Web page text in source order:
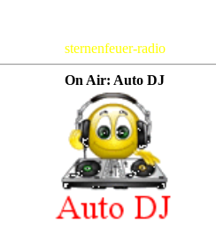
sternenfeuer-radio
On Air: Auto DJ